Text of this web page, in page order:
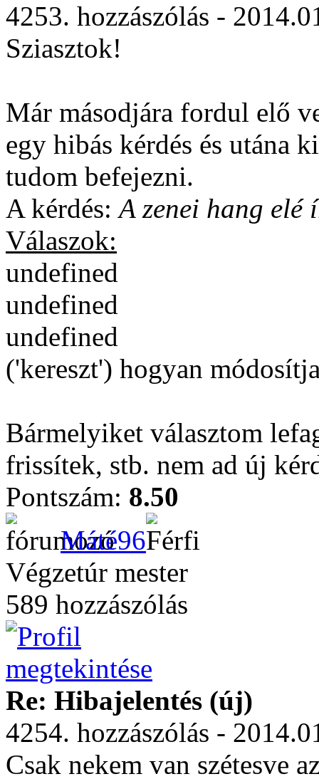
4253. hozzászólás -
Sziasztok!
Már másodjára fordul elő
egy hibás kérdés és utána
tudom befejezni.
A kérdés:A zenei hang elé
Válaszok:
undefined
undefined
undefined
('kereszt') hogyan
Bármelyiket választom
frissítek, stb. nem ad új
Pontszám: 8.50
Máté96
Végzetúr mester
589 hozzászólás
Re: Hibajelentés (új)
4254. hozzászólás -
Csak nekem van szétesve